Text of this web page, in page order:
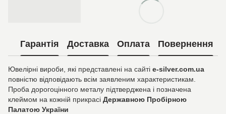
Гарантія Доставка Оплата Повернення
Ювелірні вироби, які представлені на сайті e-silver.com.ua
повністю відповідають всім заявленим характеристикам.
Проба дорогоцінного металу підтверджена і позначена
клеймом на кожній прикрасі Державною Пробірною
Палатою України